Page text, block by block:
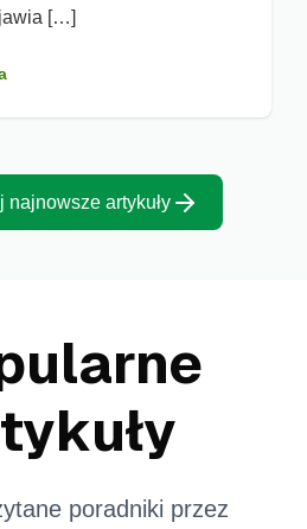
[…]
najnowsze artykuły
poradniki przez